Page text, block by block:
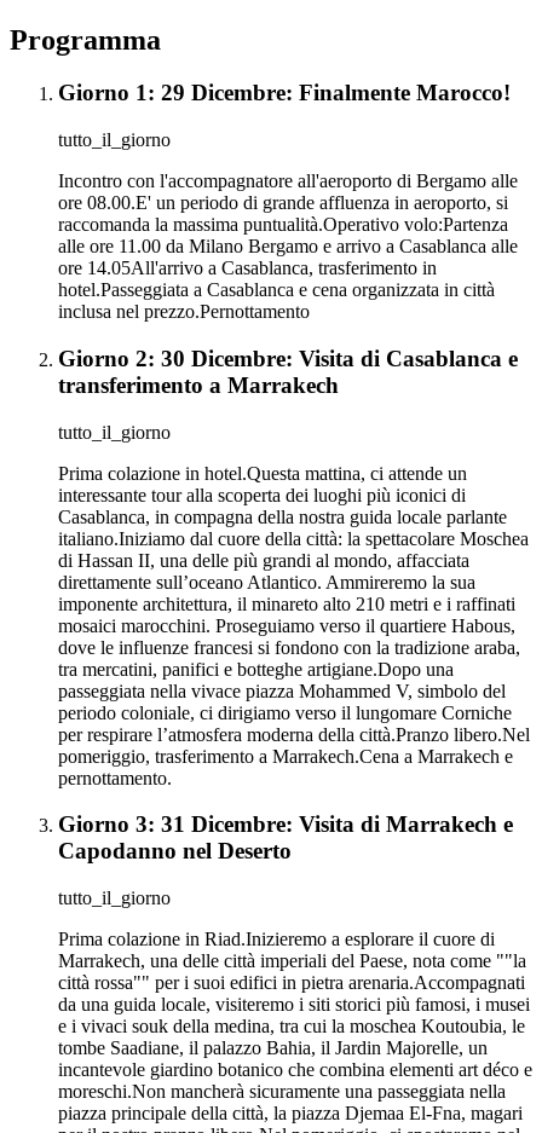
Programma
Giorno 1: 29 Dicembre: Finalmente Marocco!
tutto_il_giorno
Incontro con l'accompagnatore all'aeroporto di Bergamo alle
ore 08.00.E' un periodo di grande affluenza in aeroporto, si
raccomanda la massima puntualità.Operativo volo:Partenza
alle ore 11.00 da Milano Bergamo e arrivo a Casablanca alle
ore 14.05All'arrivo a Casablanca, trasferimento in
hotel.Passeggiata a Casablanca e cena organizzata in città
inclusa nel prezzo.Pernottamento
Giorno 2: 30 Dicembre: Visita di Casablanca e
transferimento a Marrakech
tutto_il_giorno
Prima colazione in hotel.Questa mattina, ci attende un
interessante tour alla scoperta dei luoghi più iconici di
Casablanca, in compagna della nostra guida locale parlante
italiano.Iniziamo dal cuore della città: la spettacolare Moschea
di Hassan II, una delle più grandi al mondo, affacciata
direttamente sull’oceano Atlantico. Ammireremo la sua
imponente architettura, il minareto alto 210 metri e i raffinati
mosaici marocchini. Proseguiamo verso il quartiere Habous,
dove le influenze francesi si fondono con la tradizione araba,
tra mercatini, panifici e botteghe artigiane.Dopo una
passeggiata nella vivace piazza Mohammed V, simbolo del
periodo coloniale, ci dirigiamo verso il lungomare Corniche
per respirare l’atmosfera moderna della città.Pranzo libero.Nel
pomeriggio, trasferimento a Marrakech.Cena a Marrakech e
pernottamento.
Giorno 3: 31 Dicembre: Visita di Marrakech e
Capodanno nel Deserto
tutto_il_giorno
Prima colazione in Riad.Inizieremo a esplorare il cuore di
Marrakech, una delle città imperiali del Paese, nota come ""la
città rossa"" per i suoi edifici in pietra arenaria.Accompagnati
da una guida locale, visiteremo i siti storici più famosi, i musei
e i vivaci souk della medina, tra cui la moschea Koutoubia, le
tombe Saadiane, il palazzo Bahia, il Jardin Majorelle, un
incantevole giardino botanico che combina elementi art déco e
moreschi.Non mancherà sicuramente una passeggiata nella
piazza principale della città, la piazza Djemaa El-Fna, magari